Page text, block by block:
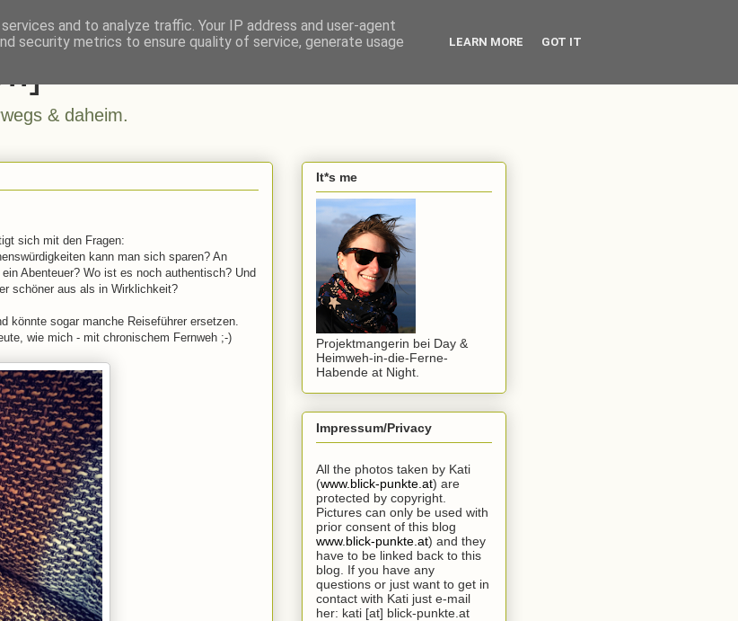
& daheim.
sich mit den Fragen:
kann man sich sparen? An
Abenteuer? Wo ist es noch authentisch? Und
schöner aus als in Wirklichkeit?
könnte sogar manche Reiseführer ersetzen.
wie mich - mit chronischem Fernweh ;-)
It*s me
Projektmangerin bei Day &
Heimweh-in-die-Ferne-
Habende at Night.
Impressum/Privacy
All the photos taken by Kati
(www.blick-punkte.at) are
protected by copyright.
Pictures can only be used with
prior consent of this blog
www.blick-punkte.at) and they
have to be linked back to this
blog. If you have any
questions or just want to get in
contact with Kati just e-mail
her: kati [at] blick-punkte.at
and to analyze traffic. Your IP address and user-agent
security metrics to ensure quality of service, generate usage
LEARN MORE GOT IT